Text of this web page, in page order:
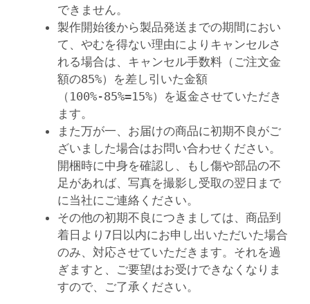
できません。
製作開始後から製品発送までの期間におい
て、やむを得ない理由によりキャンセルさ
れる場合は、キャンセル手数料（ご注文金
額の85%）を差し引いた金額
（100%-85%=15%）を返金させていただき
ます。
また万が一、お届けの商品に初期不良がご
ざいました場合はお問い合わせください。
開梱時に中身を確認し、もし傷や部品の不
足があれば、写真を撮影し受取の翌日まで
に当社にご連絡ください。
その他の初期不良につきましては、商品到
着日より7日以内にお申し出いただいた場合
のみ、対応させていただきます。それを過
ぎますと、ご要望はお受けできなくなりま
すので、ご了承ください。